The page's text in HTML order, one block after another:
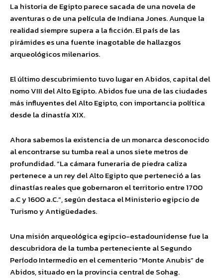
La historia de Egipto parece sacada de una novela de
aventuras o de una película de Indiana Jones. Aunque la
realidad siempre supera a la ficción. El país de las
pirámides es una fuente inagotable de hallazgos
arqueológicos milenarios.
El último descubrimiento tuvo lugar en Abidos, capital del
nomo VIII del Alto Egipto. Abidos fue una de las ciudades
más influyentes del Alto Egipto, con importancia política
desde la dinastía XIX.
Ahora sabemos la existencia de un monarca desconocido
al encontrarse su tumba real a unos siete metros de
profundidad. “La cámara funeraria de piedra caliza
pertenece a un rey del Alto Egipto que perteneció a las
dinastías reales que gobernaron el territorio entre 1700
a.C y 1600 a.C.”, según destaca el Ministerio egipcio de
Turismo y Antigüedades.
Una misión arqueológica egipcio-estadounidense fue la
descubridora de la tumba perteneciente al Segundo
Período Intermedio en el cementerio “Monte Anubis” de
Abidos, situado en la provincia central de Sohag.